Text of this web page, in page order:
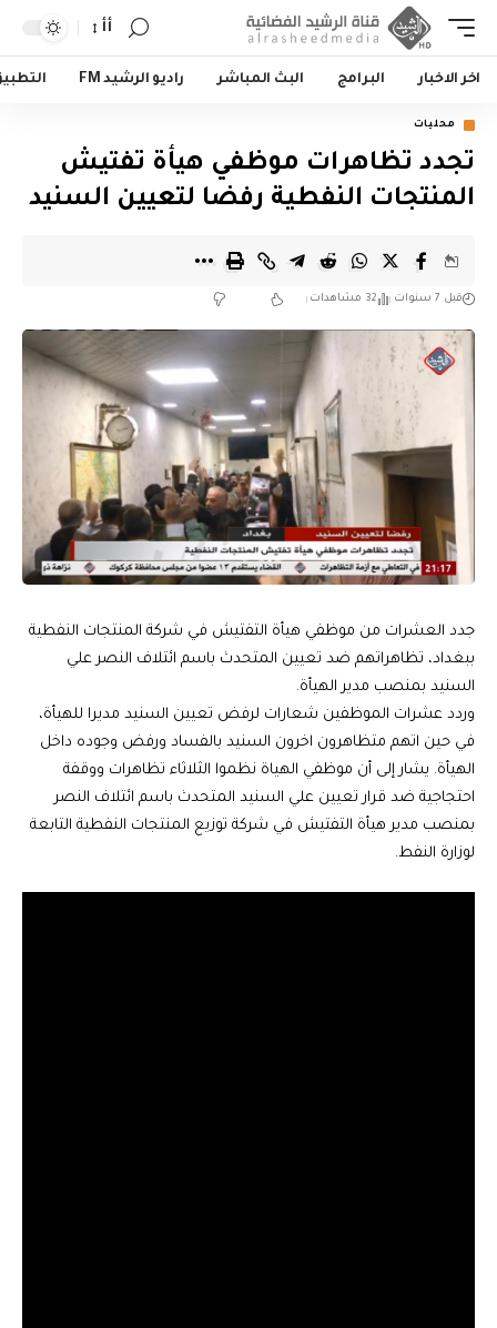
أأ
اخر الاخبار البرامج البث المباشر راديو الرشيد FM
محليات
تجدد تظاهرات موظفي هيأة تفتيش
المنتجات النفطية رفضا لتعيين السنيد
قبل 7 سنوات 32 مشاهدات
جدد العشرات من موظفي هيأة التفتيش في شركة المنتجات النفطية
ببغداد، تظاهراتهم ضد تعيين المتحدث باسم ائتلاف النصر علي
السنيد بمنصب مدير الهيأة.
وردد عشرات الموظفين شعارات لرفض تعيين السنيد مديرا للهيأة،
في حين اتهم متظاهرون اخرون السنيد بالفساد ورفض وجوده داخل
الهيأة. يشار إلى أن موظفي الهياة نظموا الثلاثاء تظاهرات ووقفة
احتجاجية ضد قرار تعيين علي السنيد المتحدث باسم ائتلاف النصر
بمنصب مدير هيأة التفتيش في شركة توزيع المنتجات النفطية التابعة
لوزارة النفط.